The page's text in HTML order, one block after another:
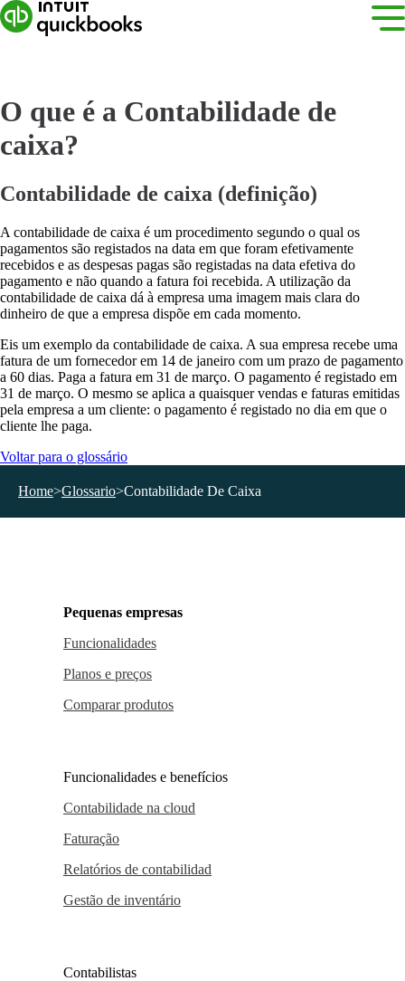
O que é a Contabilidade de
caixa?
Contabilidade de caixa (definição)
A contabilidade de caixa é um procedimento segundo o qual os
pagamentos são registados na data em que foram efetivamente
recebidos e as despesas pagas são registadas na data efetiva do
pagamento e não quando a fatura foi recebida. A utilização da
contabilidade de caixa dá à empresa uma imagem mais clara do
dinheiro de que a empresa dispõe em cada momento.
Eis um exemplo da contabilidade de caixa. A sua empresa recebe uma
fatura de um fornecedor em 14 de janeiro com um prazo de pagamento
a 60 dias. Paga a fatura em 31 de março. O pagamento é registado em
31 de março. O mesmo se aplica a quaisquer vendas e faturas emitidas
pela empresa a um cliente: o pagamento é registado no dia em que o
cliente lhe paga.
Voltar para o glossário
Home>Glossario>Contabilidade De Caixa
Pequenas empresas
Funcionalidades
Planos e preços
Comparar produtos
Funcionalidades e benefícios
Contabilidade na cloud
Faturação
Relatórios de contabilidad
Gestão de inventário
Contabilistas